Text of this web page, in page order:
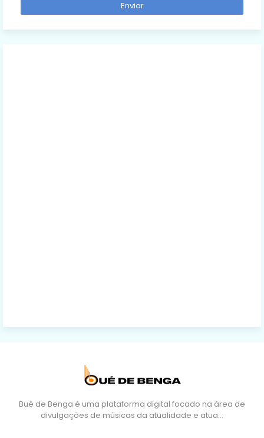
Bué de Benga é uma plataforma digital focado na área de
divulgações de músicas da atualidade e atua…